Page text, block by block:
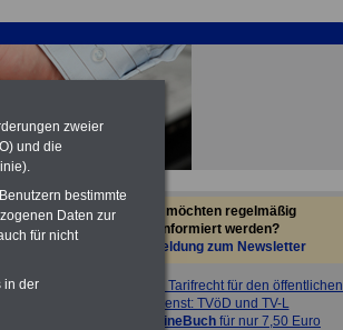
-
Sie möchten regelmäßig
informiert werden?
Anmeldung zum Newsletter
Tarifrecht für den öffentlichen
Dienst: TVöD und TV-L
OnlineBuch für nur 7,50 Euro
zweier
und die
bestimmte
Daten zur
für nicht
in der